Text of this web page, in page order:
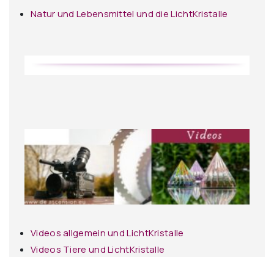
Natur und Lebensmittel und die LichtKristalle
Videos allgemein und LichtKristalle
Videos Tiere und LichtKristalle